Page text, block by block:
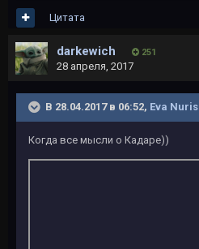
Цитата
darkewich 251
28 апреля, 2017
В 28.04.2017 в 06:52, Eva Nuris
Когда все мысли о Кадаре))